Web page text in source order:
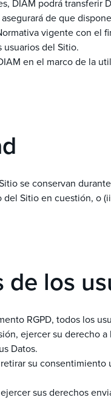
DIAM podrá transferir
de que
vigente con el
del Sitio.
en el marco de la
se conservan
Sitio en cuestión, o
de los
RGPD, todos los
ejercer su derecho
Datos.
su
sus derechos